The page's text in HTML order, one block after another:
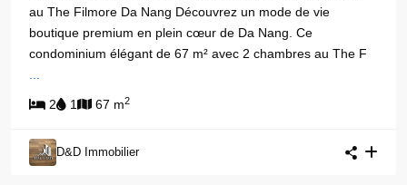
au The Filmore Da Nang Découvrez un mode de vie
boutique premium en plein cœur de Da Nang. Ce
condominium élégant de 67 m² avec 2 chambres au The F
2 1 67 m2
D&D Immobilier